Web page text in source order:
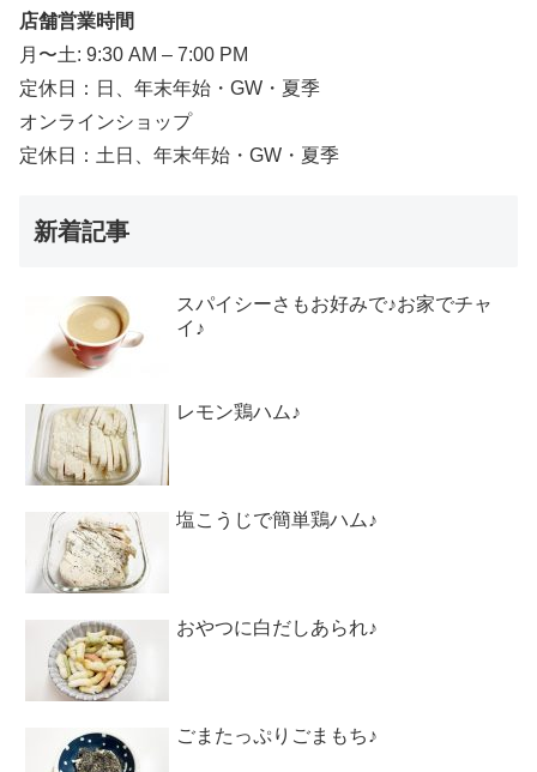
店舗営業時間
月〜土: 9:30 AM – 7:00 PM
定休日：日、年末年始・GW・夏季
オンラインショップ
定休日：土日、年末年始・GW・夏季
新着記事
スパイシーさもお好みで♪お家でチャ
イ♪
レモン鶏ハム♪
塩こうじで簡単鶏ハム♪
おやつに白だしあられ♪
ごまたっぷりごまもち♪